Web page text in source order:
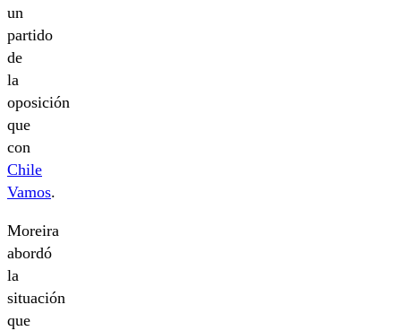
un
partido
de
la
oposición
que
con
Chile
Vamos.
Moreira
abordó
la
situación
que